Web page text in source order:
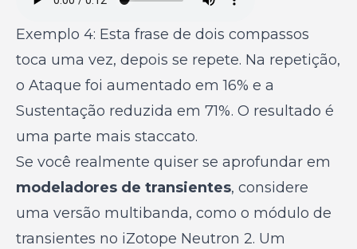
Exemplo 4: Esta frase de dois compassos
toca uma vez, depois se repete. Na repetição,
o Ataque foi aumentado em 16% e a
Sustentação reduzida em 71%. O resultado é
uma parte mais staccato.
Se você realmente quiser se aprofundar em
modeladores de transientes, considere
uma versão multibanda, como o módulo de
transientes no iZotope Neutron 2. Um